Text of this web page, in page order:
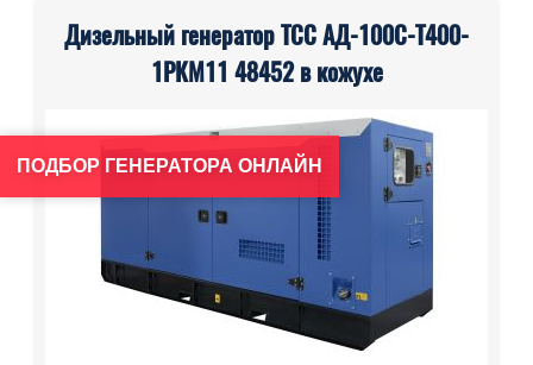
Дизельный генератор ТСС АД-100С-Т400-
1РКМ11 48452 в кожухе
ПОДБОР ГЕНЕРАТОРА ОНЛАЙН